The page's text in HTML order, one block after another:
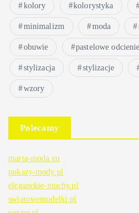
kolory kolorystyka
minimalizm moda
obuwie pastelowe odcienie
stylizacja stylizacje
wzory
Polecamy
marta-moda.eu
pokazy-mody.pl
eleganckie-muchy.pl
swiatowemodelki.pl